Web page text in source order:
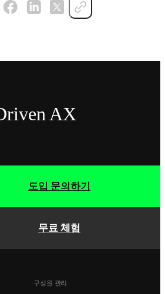
AX
무료 체험
도입 문의하기
구성원 관리